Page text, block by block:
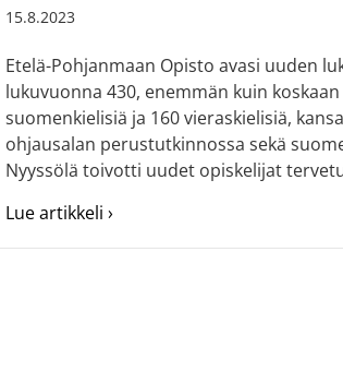
15.8.2023
Etelä-Pohjanmaan Opisto avasi uuden
lukuvuonna 430, enemmän kuin
suomenkielisiä ja 160 vieraskielisiä,
ohjausalan perustutkinnossa sekä
Nyyssölä toivotti uudet opiskelijat
Lue artikkeli ›